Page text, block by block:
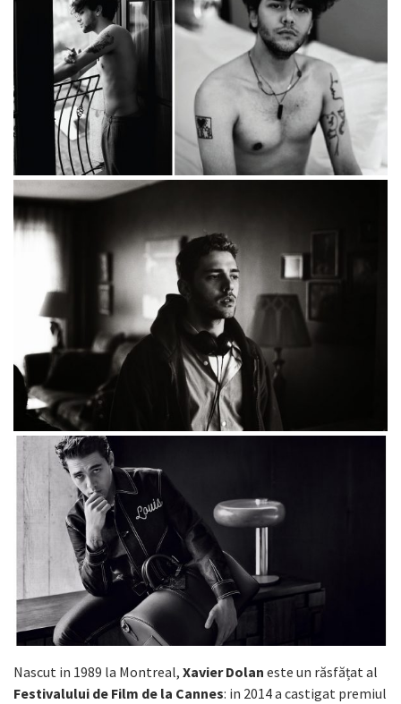
Nascut in 1989 la Montreal, Xavier Dolan este un răsfățat al
Festivalului de Film de la Cannes: in 2014 a castigat premiul